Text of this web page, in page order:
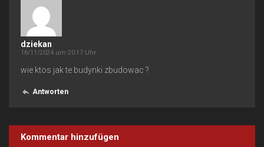
dziekan
16/11/2024 um 20:17 Uhr
wie ktos jak te budynki zbudowac ?
Antworten
Kommentar hinzufügen